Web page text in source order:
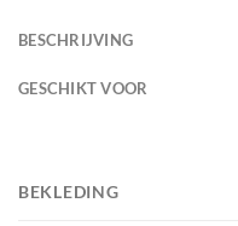
BESCHRIJVING
GESCHIKT VOOR
BEKLEDING